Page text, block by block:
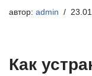
автор: admin
Как